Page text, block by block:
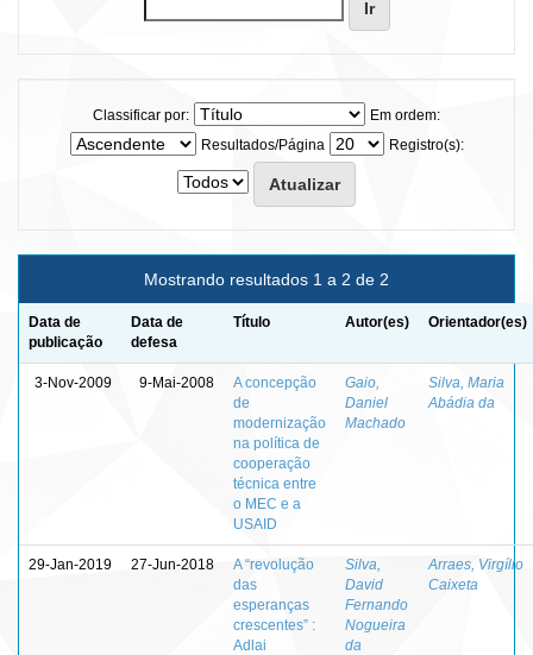
Classificar por:
Em ordem:
Resultados/Página
Registro(s):
Mostrando resultados 1 a 2 de 2
Data de
publicação
Data de
defesa
Título Autor(es) Orientador(es)
3-Nov-2009 9-Mai-2008
A concepção
de
modernização
na política de
cooperação
técnica entre
o MEC e a
USAID
Gaio,
Daniel
Machado
Silva, Maria
Abádia da
29-Jan-2019 27-Jun-2018
A “revolução
das
esperanças
crescentes” :
Adlai
Silva,
David
Fernando
Nogueira
da
Arraes, Virgílio
Caixeta